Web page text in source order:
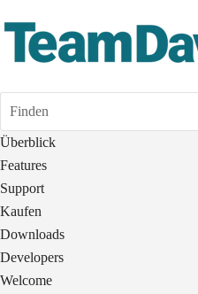
Finden
Überblick
Features
Support
Kaufen
Downloads
Developers
Welcome